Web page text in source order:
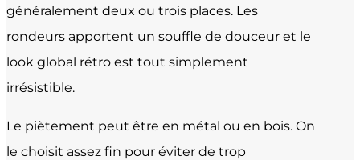
généralement deux ou trois places. Les
rondeurs apportent un souffle de douceur et le
look global rétro est tout simplement
irrésistible.
Le piètement peut être en métal ou en bois. On
le choisit assez fin pour éviter de trop